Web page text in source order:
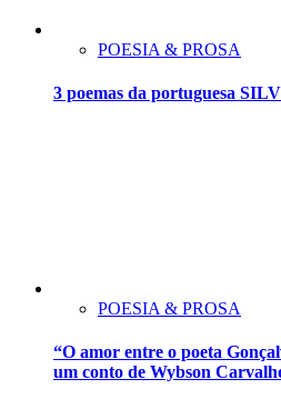
POESIA & PROSA
3 poemas da portuguesa
POESIA & PROSA
“O amor entre o poeta
um conto de Wybson